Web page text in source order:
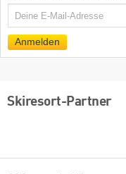
E-
Mail
Anmelden
Skiresort-Partner